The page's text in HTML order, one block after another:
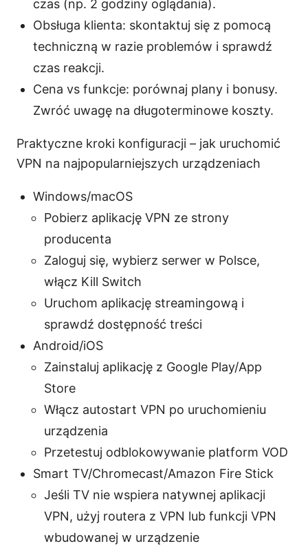
czas (np. 2 godziny oglądania).
Obsługa klienta: skontaktuj się z pomocą
techniczną w razie problemów i sprawdź
czas reakcji.
Cena vs funkcje: porównaj plany i bonusy.
Zwróć uwagę na długoterminowe koszty.
Praktyczne kroki konfiguracji – jak uruchomić
VPN na najpopularniejszych urządzeniach
Windows/macOS
Pobierz aplikację VPN ze strony
producenta
Zaloguj się, wybierz serwer w Polsce,
włącz Kill Switch
Uruchom aplikację streamingową i
sprawdź dostępność treści
Android/iOS
Zainstaluj aplikację z Google Play/App
Store
Włącz autostart VPN po uruchomieniu
urządzenia
Przetestuj odblokowywanie platform VOD
Smart TV/Chromecast/Amazon Fire Stick
Jeśli TV nie wspiera natywnej aplikacji
VPN, użyj routera z VPN lub funkcji VPN
wbudowanej w urządzenie